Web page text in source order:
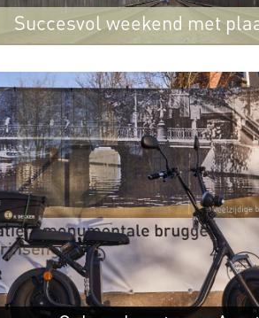
Succesvol weekend met